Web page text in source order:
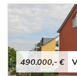
490.000,- €